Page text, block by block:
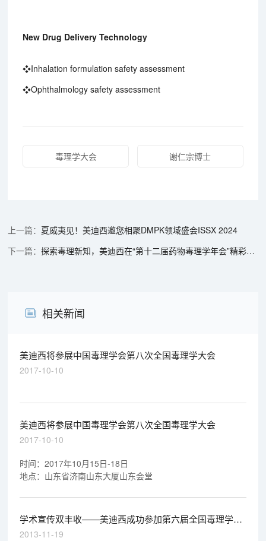
New Drug Delivery Technology
❖Inhalation formulation safety assessment
❖Ophthalmology safety assessment
毒理学大会 谢仁宗博士
夏威夷见！美迪西邀您相聚DMPK领域盛会ISSX 2024
探索毒理新知，美迪西在“第十二届药物毒理学年会”精彩环节抢先看
相关新闻
美迪西将参展中国毒理学会第八次全国毒理学大会
2017-10-10
美迪西将参展中国毒理学会第八次全国毒理学大会
2017-10-10
时间：2017年10月15日-18日
地点：山东省济南山东大厦山东会堂
学术宣传双丰收——美迪西成功参加第六届全国毒理学大
会
2013-11-19